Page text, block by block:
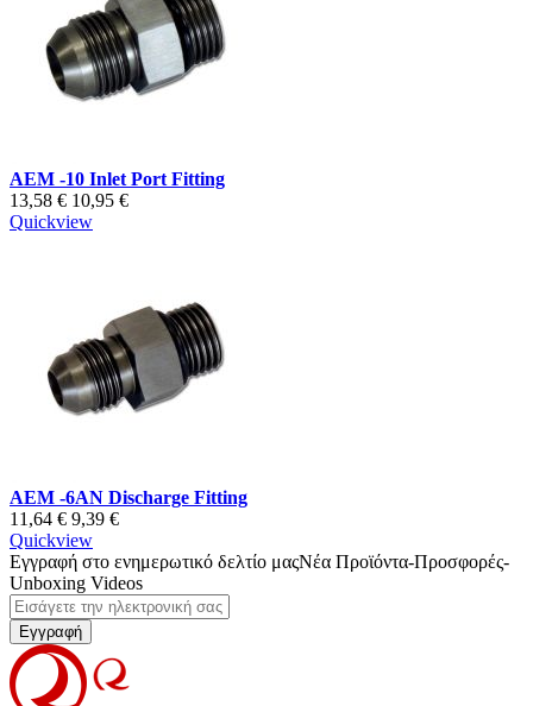
AEM -10 Inlet Port Fitting
13,58 € 10,95 €
Quickview
AEM -6AN Discharge Fitting
11,64 € 9,39 €
Quickview
Εγγραφή στο ενημερωτικό δελτίο μαςΝέα Προϊόντα-Προσφορές-
Unboxing Videos
Εγγραφή